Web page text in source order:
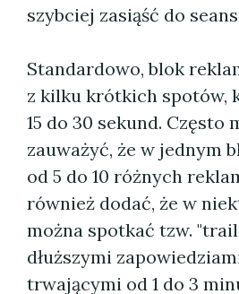
szybciej zasiąść do
Standardowo, blok
z kilku krótkich spotów,
15 do 30 sekund. Często
zauważyć, że w jednym
od 5 do 10 różnych
również dodać, że w
można spotkać tzw.
dłuższymi
trwającymi od 1 do 3